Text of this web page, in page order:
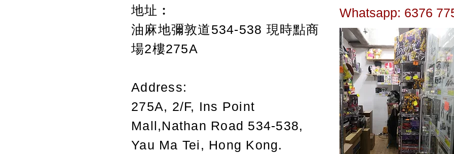
地址︰
油麻地彌敦道534-538 現時點商
場2樓275A
Address:
275A, 2/F, Ins Point
Mall,Nathan Road 534-538,
Yau Ma Tei, Hong Kong.
Whatsapp: 6376